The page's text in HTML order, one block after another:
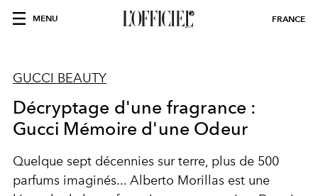
MENU FRANCE
GUCCI BEAUTY
Décryptage d'une fragrance :
Gucci Mémoire d'une Odeur
Quelque sept décennies sur terre, plus de 500
parfums imaginés... Alberto Morillas est une